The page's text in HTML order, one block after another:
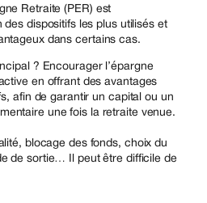
Retraite (PER) est
des dispositifs les plus utilisés et
dans certains cas.
? Encourager l’épargne
en offrant des avantages
afin de garantir un capital ou un
une fois la retraite venue.
blocage des fonds, choix du
de sortie… Il peut être difficile de